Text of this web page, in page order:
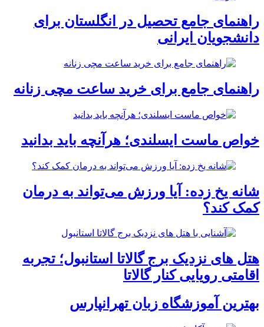
راهنمای جامع تحصیل در انگلستان برای
دانشجویان ایرانی
راهنمای جامع برای خرید ساعت مچی زنانه
خواص ماست ایسلندی؛ هرآنچه باید بدانید
شانه یخ زده: آیا ورزش می‌تواند به درمان
کمک کند؟
هتل های نزدیک برج گالاتا استانبول؛ تجربه
اقامتی رویایی کنار گالاتا
بهترین آموزشگاه زبان تهرانپارس